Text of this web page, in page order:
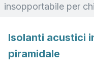
insopportabile per
Isolanti acustici
piramidale